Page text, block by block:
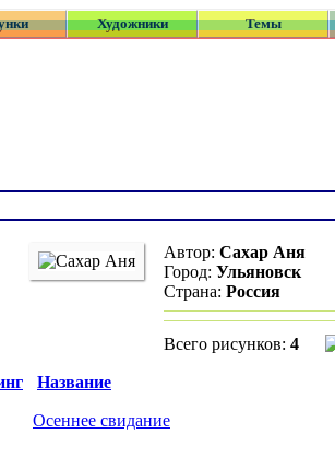
Художники Темы
Автор:Сахар Аня
Город:Ульяновск
Страна:Россия
Всего рисунков:4
Название
Осеннее свидание